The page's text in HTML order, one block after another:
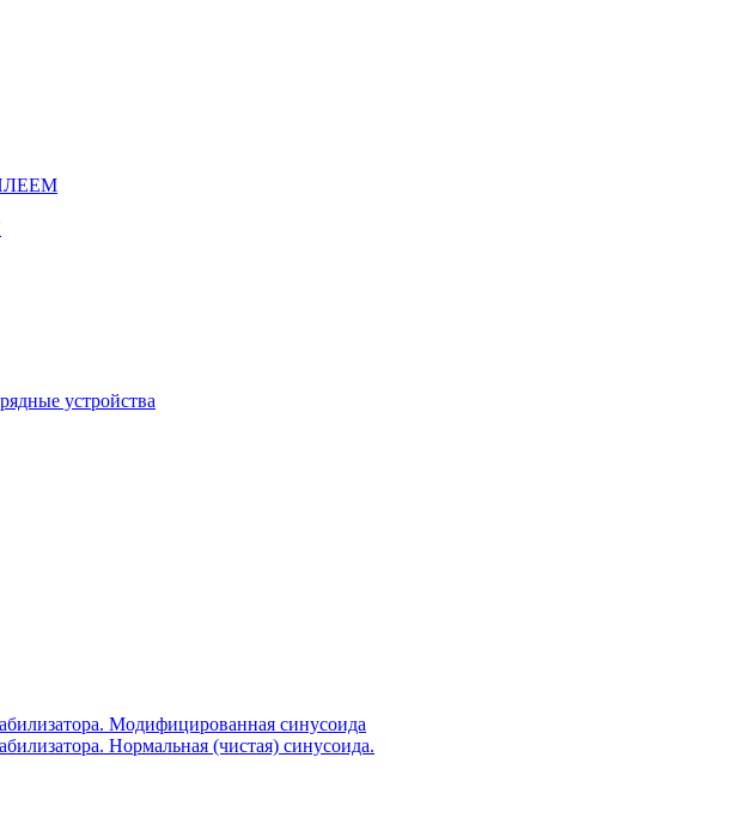
устройства
Модифицированная синусоида
Нормальная (чистая) синусоида.